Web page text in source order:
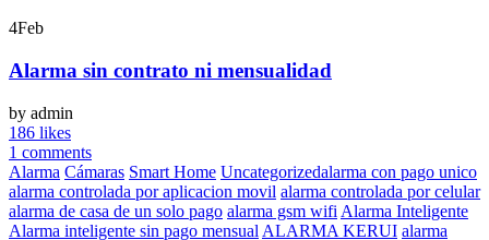
4Feb
Alarma sin contrato ni mensualidad
by admin
186 likes
1 comments
Alarma Cámaras Smart Home Uncategorizedalarma con pago unico
alarma controlada por aplicacion movil alarma controlada por celular
alarma de casa de un solo pago alarma gsm wifi Alarma Inteligente
Alarma inteligente sin pago mensual ALARMA KERUI alarma